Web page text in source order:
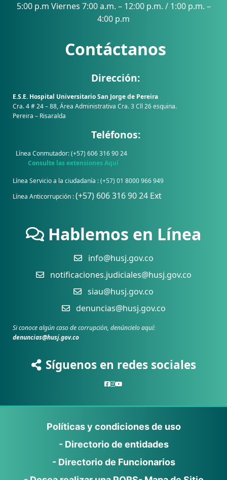
5:00 p.m Viernes 7:00 a.m. – 12:00 p.m. / 1:00 p.m. –
4:00 p.m
Contáctanos
Dirección:
E.S.E. Hospital Universitario San Jorge de Pereira
Cra. 4 # 24 – 88, Área Administrativa Cra. 3 Cll 26 esquina.
Pereira – Risaralda
Teléfonos:
Línea Conmutador: (+57) 606 316 90 24
Consulte las extensiones Aquí
Línea Servicio a la ciudadanía : (+57) 01 8000 966 949
Línea Anticorrupción :(+57) 606 316 90 24 Ext
Hablemos en Línea
info@husj.gov.co
notificaciones.judiciales@husj.gov.co
siau@husj.gov.co
denuncias@husj.gov.co
Si conoce algún caso de corrupción, denúncielo aquí:
denuncias@husj.gov.co
Síguenos en redes sociales
Políticas y condiciones de uso
- Directorio de entidades
- Directorio de Funcionarios